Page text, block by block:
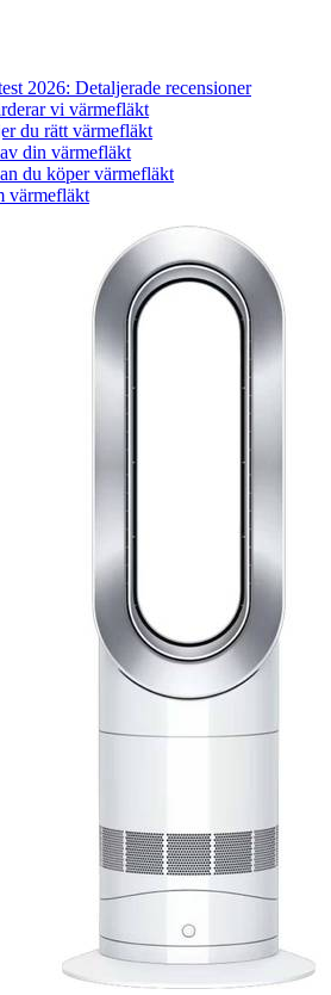
2026: Detaljerade recensioner
vi värmefläkt
du rätt värmefläkt
din värmefläkt
du köper värmefläkt
värmefläkt